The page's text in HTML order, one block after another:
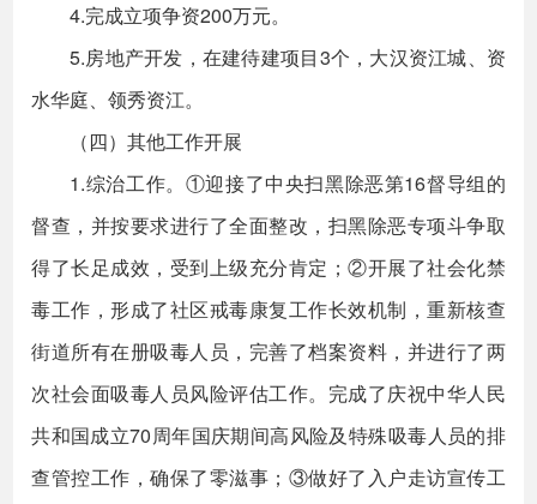
4.完成立项争资200万元。
5.房地产开发，在建待建项目3个，大汉资江城、资
水华庭、领秀资江。
（四）其他工作开展
1.综治工作。①迎接了中央扫黑除恶第16督导组的
督查，并按要求进行了全面整改，扫黑除恶专项斗争取
得了长足成效，受到上级充分肯定；②开展了社会化禁
毒工作，形成了社区戒毒康复工作长效机制，重新核查
街道所有在册吸毒人员，完善了档案资料，并进行了两
次社会面吸毒人员风险评估工作。完成了庆祝中华人民
共和国成立70周年国庆期间高风险及特殊吸毒人员的排
查管控工作，确保了零滋事；③做好了入户走访宣传工